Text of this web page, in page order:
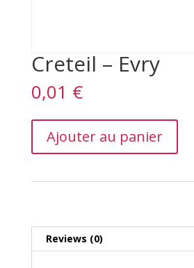
Creteil – Evry
0,01 €
Ajouter au panier
Reviews (0)